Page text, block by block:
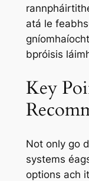
atá le
bpróisis
Key
Not only go
systems
options ach